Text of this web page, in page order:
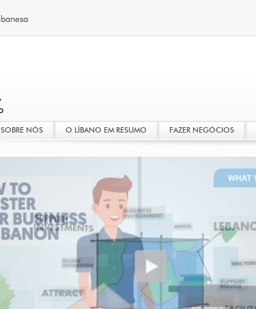
SOBRE NÓS O LÍBANO EM RESUMO FAZER NEGÓCIOS